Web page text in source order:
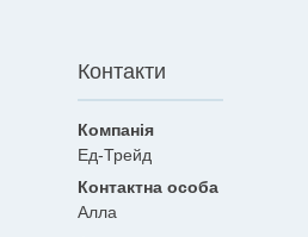
Контакти
Ед-Трейд
Алла